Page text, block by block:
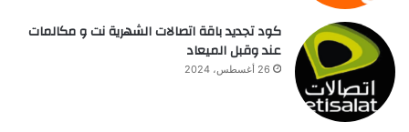
كود تجديد باقة اتصالات الشهرية نت و مكالمات
عند وقبل الميعاد
26 أغسطس، 2024